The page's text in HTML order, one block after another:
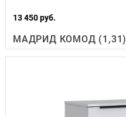
13 450 руб.
МАДРИД КОМОД (1,31)